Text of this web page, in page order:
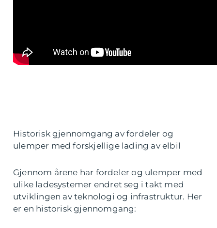
Historisk gjennomgang av fordeler og
ulemper med forskjellige lading av elbil
Gjennom årene har fordeler og ulemper med
ulike ladesystemer endret seg i takt med
utviklingen av teknologi og infrastruktur. Her
er en historisk gjennomgang: